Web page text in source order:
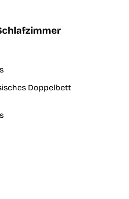
Doppelbett